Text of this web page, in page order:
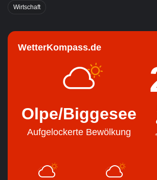
Wirtschaft
WetterKompass.de
Olpe/Biggesee
Aufgelockerte Bewölkung